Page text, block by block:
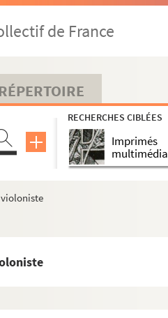
de France
RECHERCHES CIBLÉES
Imprimés
multimédia
violoniste